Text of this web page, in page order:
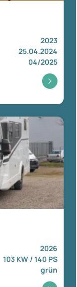
2023
25.04.2024
04/2025
2026
103 KW / 140 PS
grün